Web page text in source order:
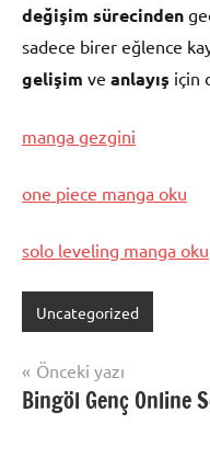
değişim sürecinden
sadece birer eğlence
gelişim ve anlayış için
manga gezgini
one piece manga oku
solo leveling manga oku
Uncategorized
Yazı
gezinmesi
Önceki yazı
Bingöl Genç Online